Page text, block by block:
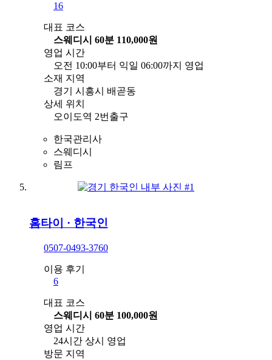
16
대표 코스
스웨디시 60분 110,000원
영업 시간
오전 10:00부터 익일 06:00까지 영업
소재 지역
경기 시흥시 배곧동
상세 위치
오이도역 2번출구
한국관리사
스웨디시
림프
홈타이 · 한국인
0507-0493-3760
이용 후기
6
대표 코스
스웨디시 60분 100,000원
영업 시간
24시간 상시 영업
방문 지역